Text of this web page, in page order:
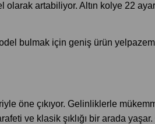
artabiliyor. Altın kolye 22
bulmak için geniş ürün
öne çıkıyor. Gelinliklerle
ve klasik şıklığı bir arada